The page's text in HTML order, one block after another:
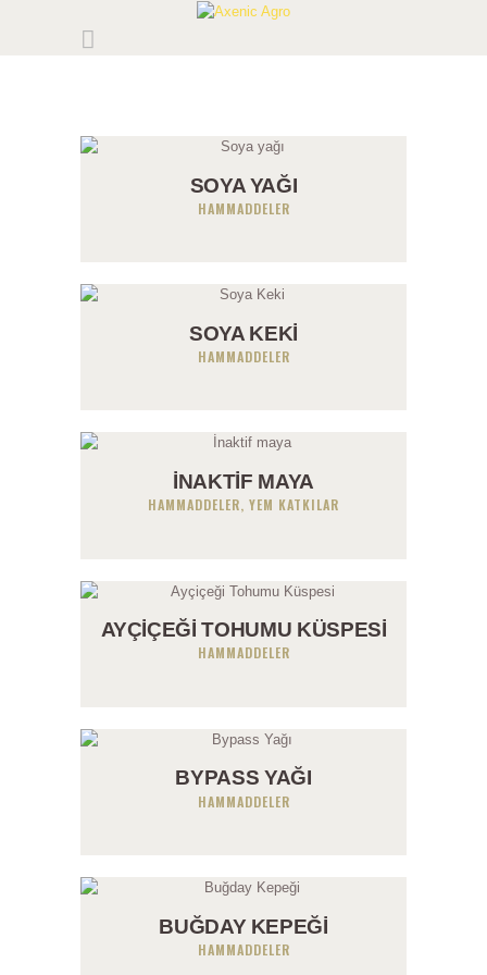
SOYA YAĞI
HAMMADDELER
SOYA KEKI
HAMMADDELER
İNAKTIF MAYA
HAMMADDELER, YEM KATKILAR
AYÇIÇEĞI TOHUMU KÜSPESI
HAMMADDELER
BYPASS YAĞI
HAMMADDELER
BUĞDAY KEPEĞI
HAMMADDELER